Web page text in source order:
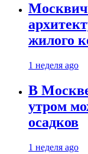
жилого
1 неделя ago
В
утром
осадков
1 неделя ago